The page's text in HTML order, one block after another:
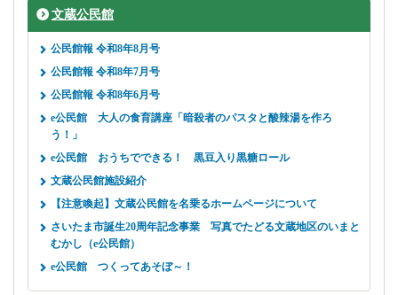
文蔵公民館
公民館報 令和8年8月号
公民館報 令和8年7月号
公民館報 令和8年6月号
e公民館 大人の食育講座「暗殺者のパスタと酸辣湯を作ろ
う！」
e公民館 おうちでできる！ 黒豆入り黒糖ロール
文蔵公民館施設紹介
【注意喚起】文蔵公民館を名乗るホームページについて
さいたま市誕生20周年記念事業 写真でたどる文蔵地区のいまと
むかし（e公民館）
e公民館 つくってあそぼ～！